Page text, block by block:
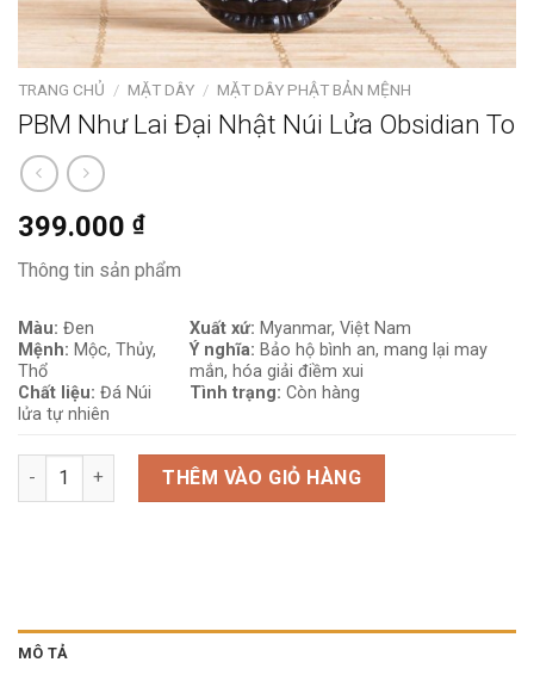
TRANG CHỦ / MẶT DÂY / MẶT DÂY PHẬT BẢN MỆNH
PBM Như Lai Đại Nhật Núi Lửa Obsidian To
399.000 ₫
Thông tin sản phẩm
Màu: Đen
Mệnh: Mộc, Thủy,
Thổ
Chất liệu: Đá Núi
lửa tự nhiên
Xuất xứ: Myanmar, Việt Nam
Ý nghĩa: Bảo hộ bình an, mang lại may
mắn, hóa giải điềm xui
Tình trạng: Còn hàng
PBM Như Lai Đại Nhật Núi Lửa Obsidian To số lượng
THÊM VÀO GIỎ HÀNG
MÔ TẢ